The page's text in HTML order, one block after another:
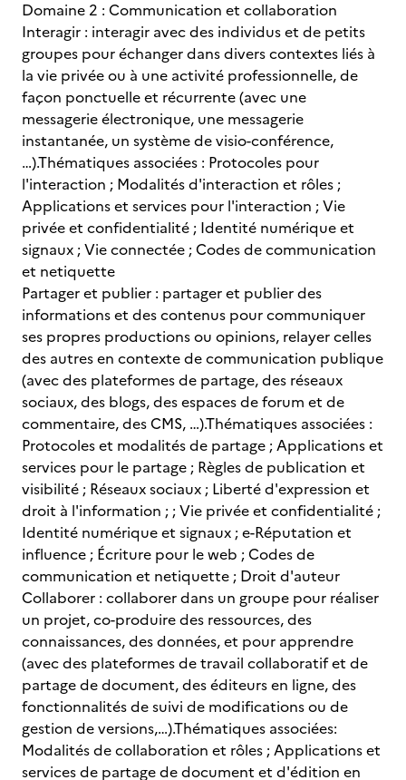
Domaine 2 : Communication et collaboration
Interagir : interagir avec des individus et de petits
groupes pour échanger dans divers contextes liés à
la vie privée ou à une activité professionnelle, de
façon ponctuelle et récurrente (avec une
messagerie électronique, une messagerie
instantanée, un système de visio-conférence,
…).Thématiques associées : Protocoles pour
l'interaction ; Modalités d'interaction et rôles ;
Applications et services pour l'interaction ; Vie
privée et confidentialité ; Identité numérique et
signaux ; Vie connectée ; Codes de communication
et netiquette
Partager et publier : partager et publier des
informations et des contenus pour communiquer
ses propres productions ou opinions, relayer celles
des autres en contexte de communication publique
(avec des plateformes de partage, des réseaux
sociaux, des blogs, des espaces de forum et de
commentaire, des CMS, …).Thématiques associées :
Protocoles et modalités de partage ; Applications et
services pour le partage ; Règles de publication et
visibilité ; Réseaux sociaux ; Liberté d'expression et
droit à l'information ; ; Vie privée et confidentialité ;
Identité numérique et signaux ; e-Réputation et
influence ; Écriture pour le web ; Codes de
communication et netiquette ; Droit d'auteur
Collaborer : collaborer dans un groupe pour réaliser
un projet, co-produire des ressources, des
connaissances, des données, et pour apprendre
(avec des plateformes de travail collaboratif et de
partage de document, des éditeurs en ligne, des
fonctionnalités de suivi de modifications ou de
gestion de versions,…).Thématiques associées:
Modalités de collaboration et rôles ; Applications et
services de partage de document et d'édition en